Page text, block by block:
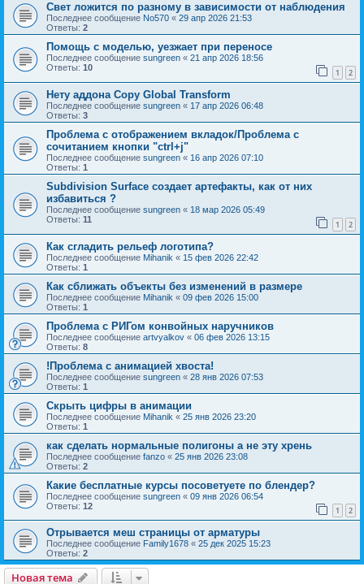
Свет ложится по разному в зависимости от наблюдения
Последнее сообщение No570 « 29 апр 2026 21:53
Ответы: 2
Помощь с моделью, уезжает при переносе
Последнее сообщение sungreen « 21 апр 2026 18:56
Ответы: 10 1 2
Нету аддона Copy Global Transform
Последнее сообщение sungreen « 17 апр 2026 06:48
Ответы: 3
Проблема с отображением вкладок/Проблема с
сочитанием кнопки "ctrl+j"
Последнее сообщение sungreen « 16 апр 2026 07:10
Ответы: 1
Subdivision Surface создает артефакты, как от них
избавиться ?
Последнее сообщение sungreen « 18 мар 2026 05:49
Ответы: 11 1 2
Как сгладить рельеф логотипа?
Последнее сообщение Mihanik « 15 фев 2026 22:42
Ответы: 1
Как сближать объекты без изменений в размере
Последнее сообщение Mihanik « 09 фев 2026 15:00
Ответы: 1
Проблема с РИГом конвойных наручников
Последнее сообщение artvyalkov « 06 фев 2026 13:15
Ответы: 8
!Проблема с анимацией хвоста!
Последнее сообщение sungreen « 28 янв 2026 07:53
Ответы: 1
Скрыть цифры в анимации
Последнее сообщение Mihanik « 25 янв 2026 23:20
Ответы: 1
как сделать нормальные полигоны а не эту хрень
Последнее сообщение fanzo « 25 янв 2026 23:08
Ответы: 2
Какие бесплатные курсы посоветуете по блендер?
Последнее сообщение sungreen « 09 янв 2026 06:54
Ответы: 12 1 2
Отрывается меш страницы от арматуры
Последнее сообщение Family1678 « 25 дек 2025 15:23
Ответы: 2
Новая тема